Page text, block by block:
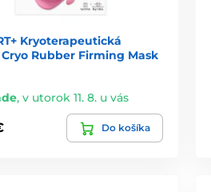
Kryoterapeutická
Rubber Firming Mask
, v utorok 11. 8. u vás
Do košíka